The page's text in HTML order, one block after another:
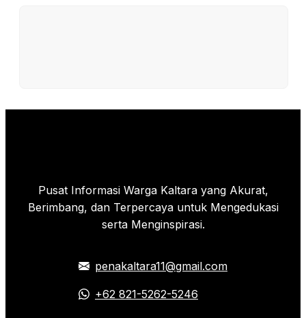
Pusat Informasi Warga Kaltara yang Akurat,
Berimbang, dan Terpercaya untuk Mengedukasi
serta Menginspirasi.
penakaltara11@gmail.com
+62 821-5262-5246